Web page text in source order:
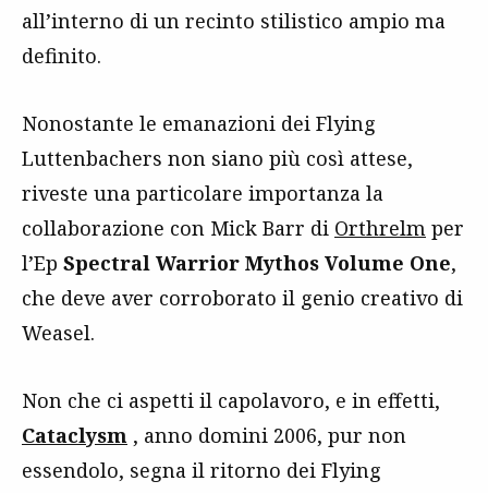
all’interno di un recinto stilistico ampio ma
definito.
Nonostante le emanazioni dei Flying
Luttenbachers non siano più così attese,
riveste una particolare importanza la
collaborazione con Mick Barr di Orthrelm per
l’Ep Spectral Warrior Mythos Volume One,
che deve aver corroborato il genio creativo di
Weasel.
Non che ci aspetti il capolavoro, e in effetti,
Cataclysm , anno domini 2006, pur non
essendolo, segna il ritorno dei Flying